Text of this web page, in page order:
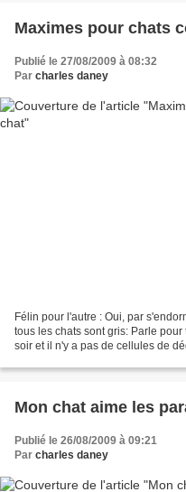
Maximes pour chats
Publié le 27/08/2009 à 08:32
Par charles daney
Félin pour l'autre : Oui, par
tous les chats sont gris: Parle
soir et il n'y a pas de cellules de
Mon chat aime les
Publié le 26/08/2009 à 09:21
Par charles daney